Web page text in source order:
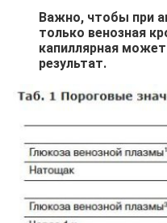
Важно, чтобы при
только венозная
капиллярная
результат.